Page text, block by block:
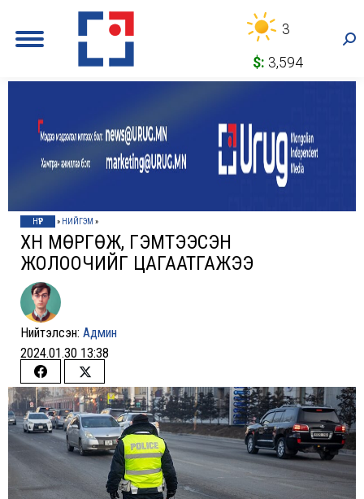
3
$: 3,594
НҮҮР » НИЙГЭМ »
ХҮН МӨРГӨЖ, ГЭМТЭЭСЭН
ЖОЛООЧИЙГ ЦАГААТГАЖЭЭ
Нийтэлсэн: Админ
2024.01.30 13:38
Share
on
Facebook
Share
on
Twitter